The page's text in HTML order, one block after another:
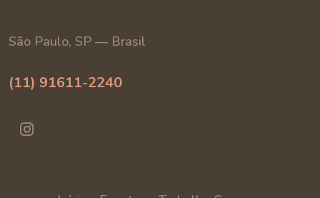
São Paulo, SP — Brasil
(11) 91611-2240